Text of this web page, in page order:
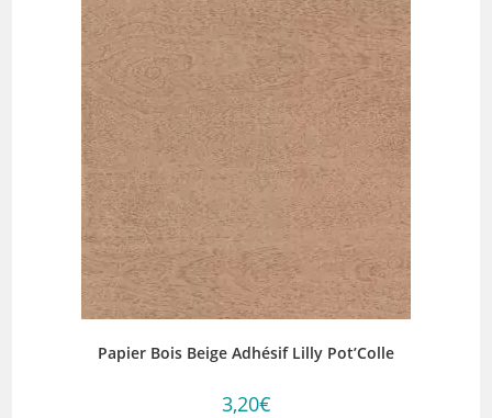
Papier Bois Beige Adhésif Lilly Pot’Colle
3,20€